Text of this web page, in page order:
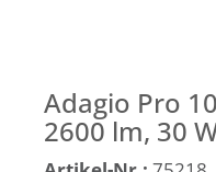
Adagio Pro
2600 lm, 30